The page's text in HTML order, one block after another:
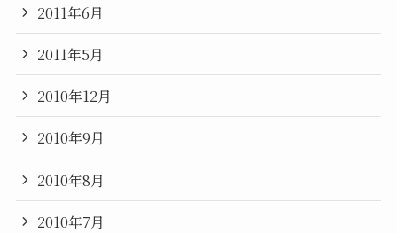
2011年6月
2011年5月
2010年12月
2010年9月
2010年8月
2010年7月